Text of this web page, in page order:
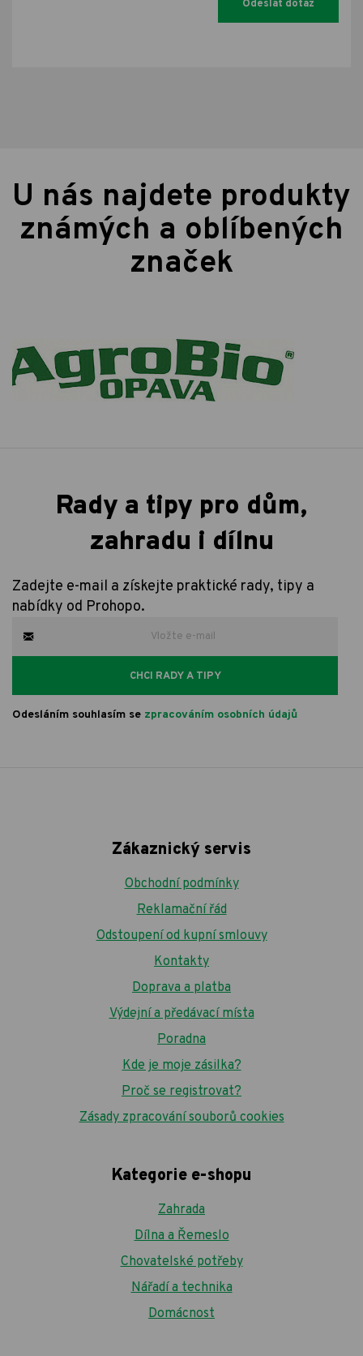
U nás najdete produkty
známých a oblíbených
značek
Rady a tipy pro dům,
zahradu i dílnu
Zadejte e-mail a získejte praktické rady, tipy a
nabídky od Prohopo.
CHCI RADY A TIPY
Odesláním souhlasím se zpracováním osobních údajů
Zákaznický servis
Obchodní podmínky
Reklamační řád
Odstoupení od kupní smlouvy
Kontakty
Doprava a platba
Výdejní a předávací místa
Poradna
Kde je moje zásilka?
Proč se registrovat?
Zásady zpracování souborů cookies
Kategorie e-shopu
Zahrada
Dílna a Řemeslo
Chovatelské potřeby
Nářadí a technika
Domácnost